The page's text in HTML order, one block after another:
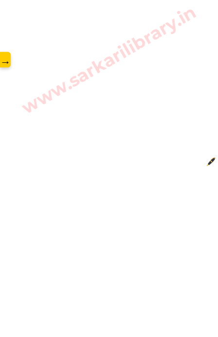
www.sarkarilibrary.in
→